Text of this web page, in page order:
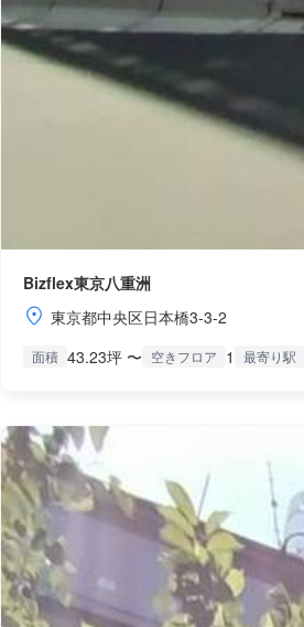
Bizflex東京八重洲
東京都中央区日本橋3-3-2
面積 43.23坪 〜 空きフロア 1 最寄り駅